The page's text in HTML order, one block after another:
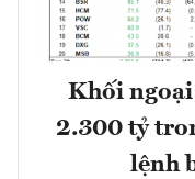
Khối
2.300 tỷ
lệnh